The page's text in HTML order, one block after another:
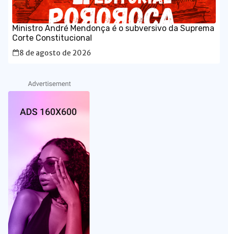
Ministro André Mendonça é o subversivo da Suprema
Corte Constitucional
8 de agosto de 2026